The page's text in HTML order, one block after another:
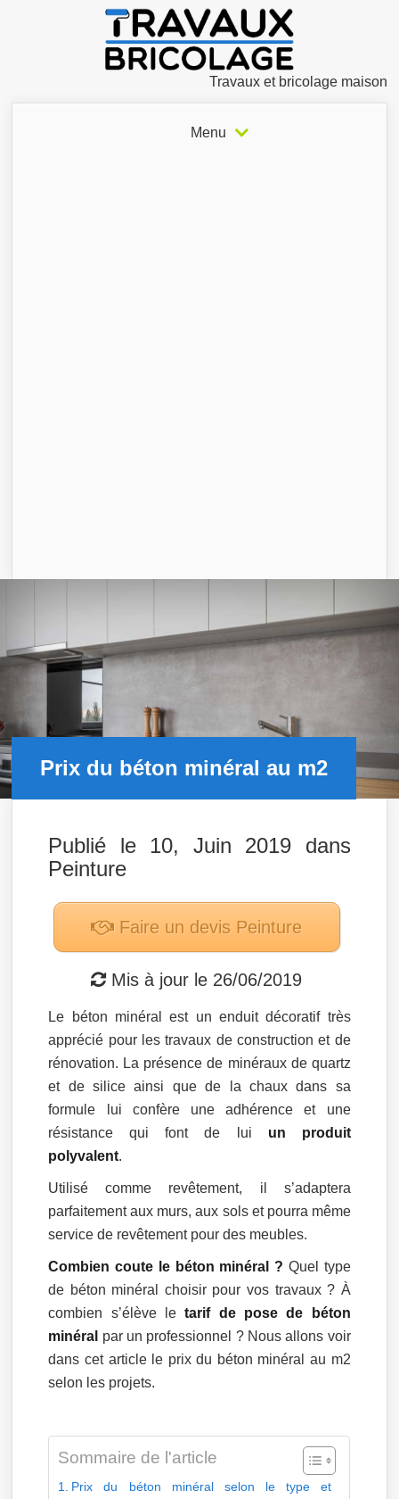
Travaux et bricolage maison
Menu
Prix du béton minéral au m2
Publié le 10, Juin 2019 dans
Peinture
Faire un devis Peinture
Mis à jour le 26/06/2019
Le béton minéral est un enduit décoratif très
apprécié pour les travaux de construction et de
rénovation. La présence de minéraux de quartz
et de silice ainsi que de la chaux dans sa
formule lui confère une adhérence et une
résistance qui font de lui un produit
polyvalent.
Utilisé comme revêtement, il s’adaptera
parfaitement aux murs, aux sols et pourra même
service de revêtement pour des meubles.
Combien coute le béton minéral ? Quel type
de béton minéral choisir pour vos travaux ? À
combien s’élève letarif de pose de béton
minéral par un professionnel ? Nous allons voir
dans cet article le prix du béton minéral au m2
selon les projets.
Sommaire de l'article
Prix du béton minéral selon le type et